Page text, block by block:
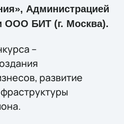
Администрацией
ООО БИТ (г. Москва).
–
развитие